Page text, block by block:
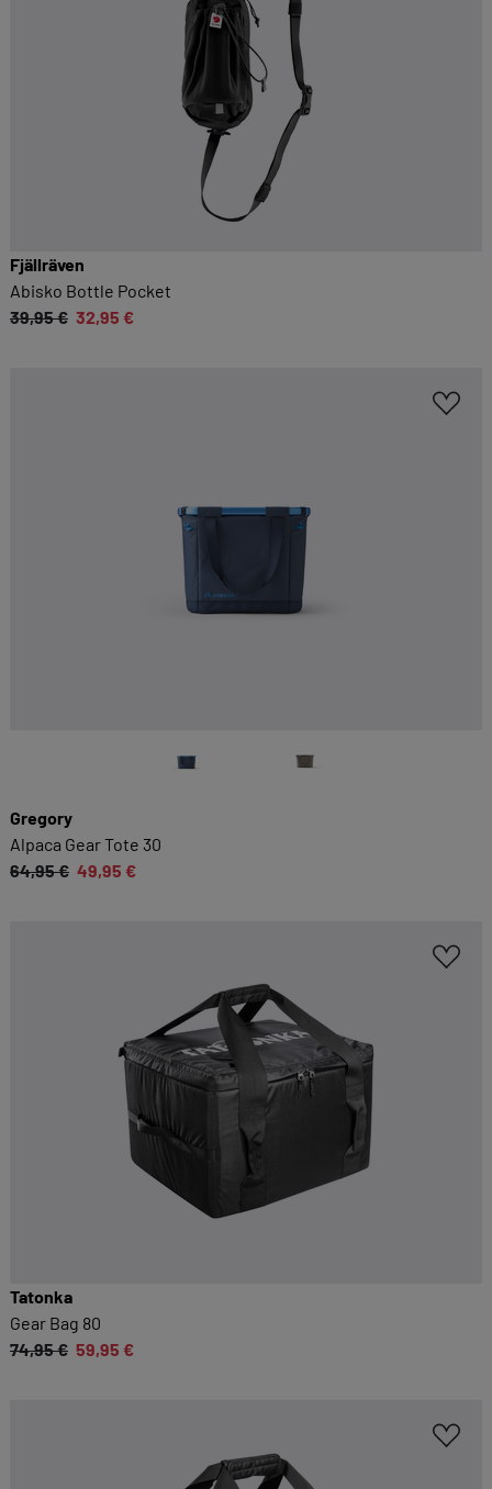
Fjällräven
Abisko Bottle Pocket
39,95 € 32,95 €
Gregory
Alpaca Gear Tote 30
64,95 € 49,95 €
Tatonka
Gear Bag 80
74,95 € 59,95 €